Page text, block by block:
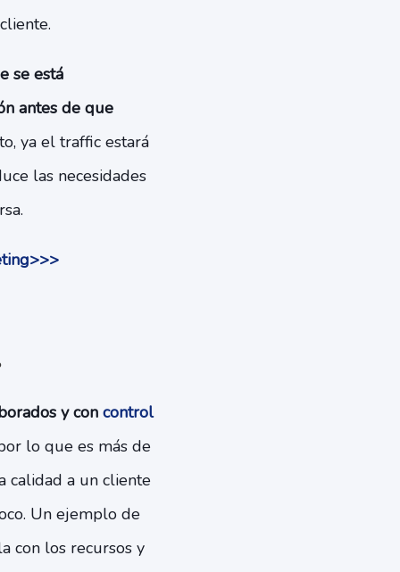
se está
antes de que
ya el traffic estará
las necesidades
y con control
lo que es más de
calidad a un cliente
Un ejemplo de
con los recursos y